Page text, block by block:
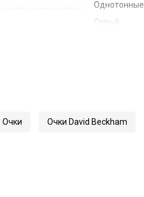
Однотонные
Серый
1173/S
Очки Очки David Beckham